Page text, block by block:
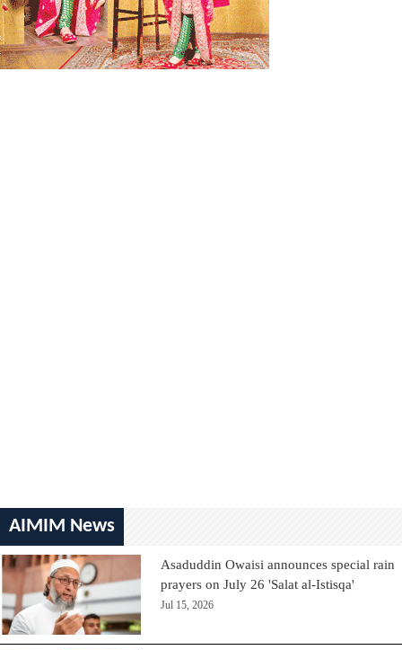
AIMIM News
Asaduddin Owaisi announces special rain
prayers on July 26 'Salat al-Istisqa'
Jul 15, 2026